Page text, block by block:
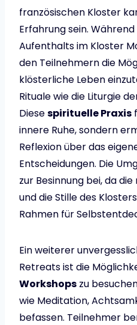
französischen Kloster
Erfahrung sein.
Aufenthalts im Kloster
den Teilnehmern die
klösterliche Leben
Rituale wie die Liturgie
Diesespirituelle Praxis
innere Ruhe, sondern
Reflexion über das
Entscheidungen. Die
zur Besinnung bei, da
und die Stille des
Rahmen für
Ein weiterer
Retreats ist die
Workshops zu
wie Meditation,
befassen. Teilnehmer